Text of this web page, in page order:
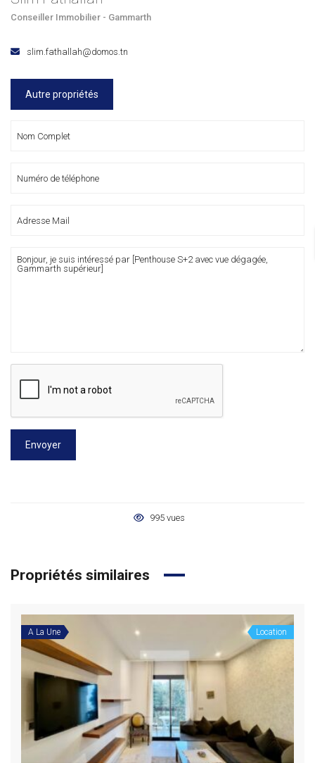
Conseiller Immobilier - Gammarth
slim.fathallah@domos.tn
Autre propriétés
Envoyer
995 vues
Propriétés similaires
A La Une Location